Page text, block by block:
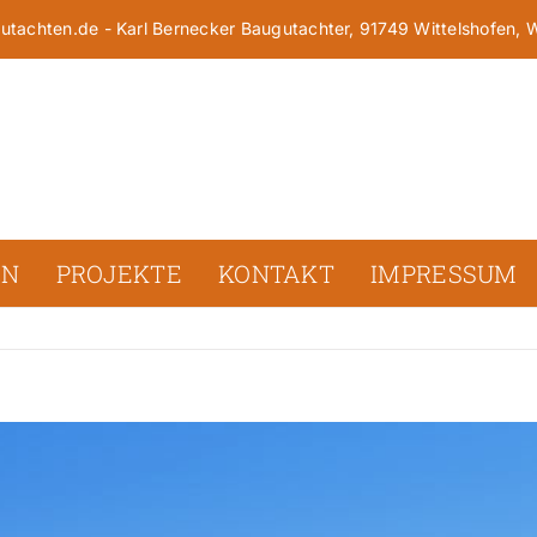
- Karl Bernecker Baugutachter, 91749 Wittelshofen,
PROJEKTE KONTAKT IMPRESSUM